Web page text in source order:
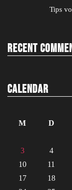
Tips
Recent
Calendar
M
D
3
4
10
11
17
18